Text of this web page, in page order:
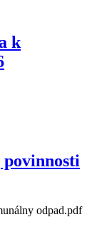
k
odpad.pdf